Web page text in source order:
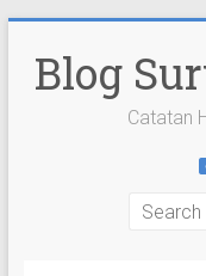
content
Blog
Catatan